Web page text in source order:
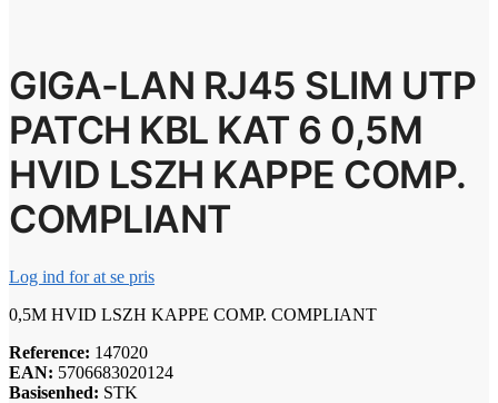
GIGA-LAN RJ45 SLIM UTP
PATCH KBL KAT 6 0,5M
HVID LSZH KAPPE COMP.
COMPLIANT
Log ind for at se pris
0,5M HVID LSZH KAPPE COMP. COMPLIANT
Reference: 147020
EAN: 5706683020124
Basisenhed: STK